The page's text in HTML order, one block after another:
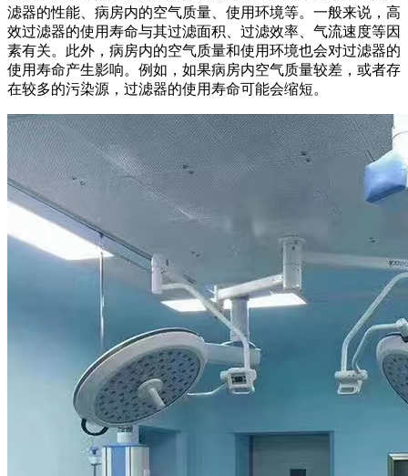
滤器的性能、病房内的空气质量、使用环境等。一般来说，高
效过滤器的使用寿命与其过滤面积、过滤效率、气流速度等因
素有关。此外，病房内的空气质量和使用环境也会对过滤器的
使用寿命产生影响。例如，如果病房内空气质量较差，或者存
在较多的污染源，过滤器的使用寿命可能会缩短。